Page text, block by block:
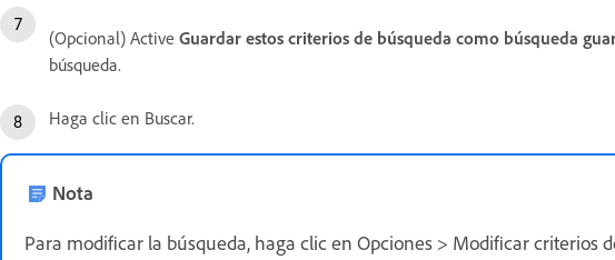
(Opcional) Active Guardar estos criterios de búsqueda como búsqueda
búsqueda.
Haga clic en Buscar.
Nota
Para modificar la búsqueda, haga clic en Opciones > Modificar criterios